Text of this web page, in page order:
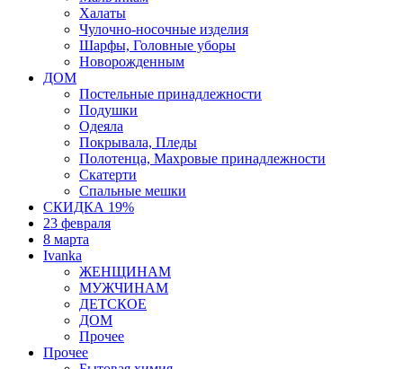
Халаты
Чулочно-носочные изделия
Шарфы, Головные уборы
Новорожденным
ДОМ
Постельные принадлежности
Подушки
Одеяла
Покрывала, Пледы
Полотенца, Махровые принадлежности
Скатерти
Спальные мешки
СКИДКА 19%
23 февраля
8 марта
Ivanka
ЖЕНЩИНАМ
МУЖЧИНАМ
ДЕТСКОЕ
ДОМ
Прочее
Прочее